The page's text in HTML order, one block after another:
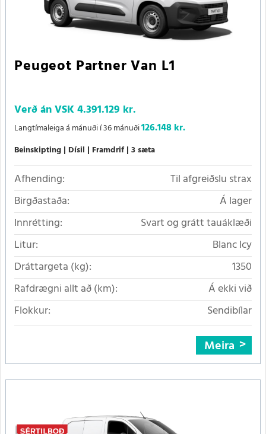
Peugeot Partner Van L1
Verð án VSK4.391.129 kr.
Langtímaleiga á mánuði í 36 mánuði126.148 kr.
Beinskipting Dísil Framdrif 3 sæta
Afhending:
Til afgreiðslu strax
Birgðastaða:
Á lager
Innrétting:
Svart og grátt tauáklæði
Litur:
Blanc Icy
Dráttargeta (kg):
1350
Rafdrægni allt að (km):
Á ekki við
Flokkur:
Sendibílar
Meira